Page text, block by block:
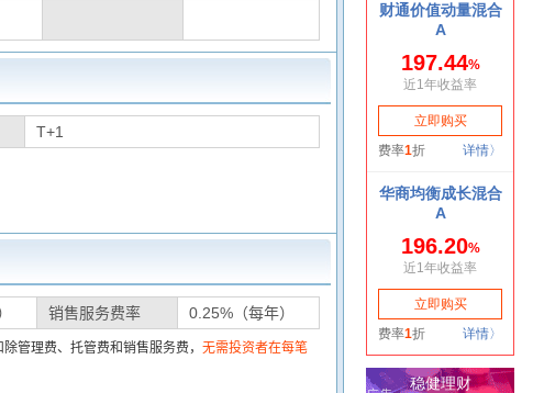
T+1
销售服务费率 0.25%（每年）
管理费、托管费和销售服务费， 无需投资者在每笔